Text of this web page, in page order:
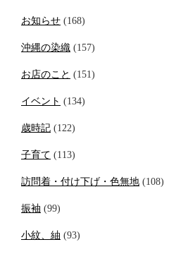
お知らせ (168)
沖縄の染織 (157)
お店のこと (151)
イベント (134)
歳時記 (122)
子育て (113)
訪問着・付け下げ・色無地 (108)
振袖 (99)
小紋、紬 (93)